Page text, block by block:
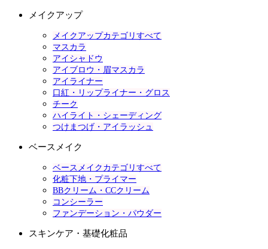
メイクアップ
メイクアップカテゴリすべて
マスカラ
アイシャドウ
アイブロウ・眉マスカラ
アイライナー
口紅・リップライナー・グロス
チーク
ハイライト・シェーディング
つけまつげ・アイラッシュ
ベースメイク
ベースメイクカテゴリすべて
化粧下地・プライマー
BBクリーム・CCクリーム
コンシーラー
ファンデーション・パウダー
スキンケア・基礎化粧品